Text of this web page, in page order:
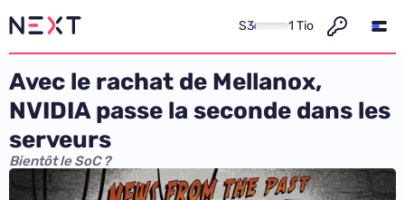
S3 1 Tio
Avec le rachat de Mellanox,
NVIDIA passe la seconde dans les
serveurs
Bientôt le SoC ?